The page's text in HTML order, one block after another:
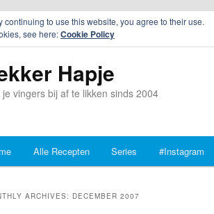
Hapje
je vingers bij af te likken sinds 2004
Alle Recepten Series #Instagram
ARCHIVES: DECEMBER 2007
to use this website, you agree to their use.
see here:Cookie Policy